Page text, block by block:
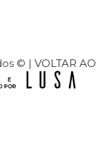
© | VOLTAR AO